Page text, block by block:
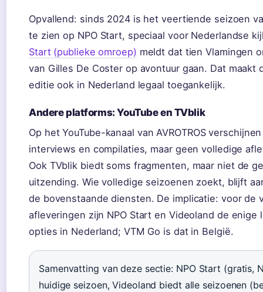
Opvallend: sinds 2024 is het veertiende seizoen
te zien op NPO Start, speciaal voor Nederlandse
Start (publieke omroep) meldt dat tien Vlamingen
van Gilles De Coster op avontuur gaan. Dat maakt
editie ook in Nederland legaal toegankelijk.
Andere platforms: YouTube en TVblik
Op het YouTube-kanaal van AVROTROS
interviews en compilaties, maar geen volledige
Ook TVblik biedt soms fragmenten, maar niet de
uitzending. Wie volledige seizoenen zoekt, blijft
de bovenstaande diensten. De implicatie: voor de
afleveringen zijn NPO Start en Videoland de enige
opties in Nederland; VTM Go is dat in België.
Samenvatting van deze sectie: NPO Start (gratis,
huidige seizoen, Videoland biedt alle seizoenen